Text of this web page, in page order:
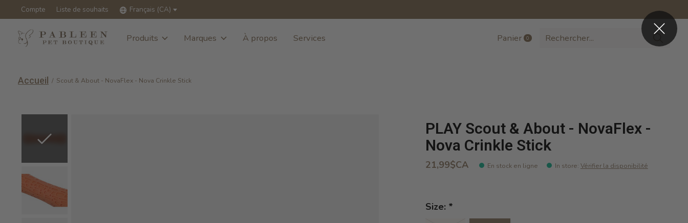
Compte Liste de souhaits Français (CA)
Produits Marques À propos Services Panier 0items
Accueil / Scout & About - NovaFlex - Nova Crinkle Stick
PLAY Scout & About - NovaFlex -
Nova Crinkle Stick
21,99$CA En stock en ligne In store: Vérifier la disponibilité
Size: *